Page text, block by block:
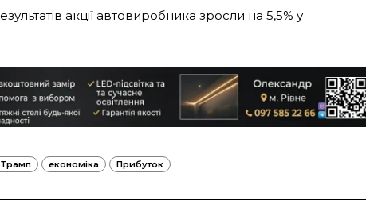
акції автовиробника зросли на 5,5% у
економіка Прибуток